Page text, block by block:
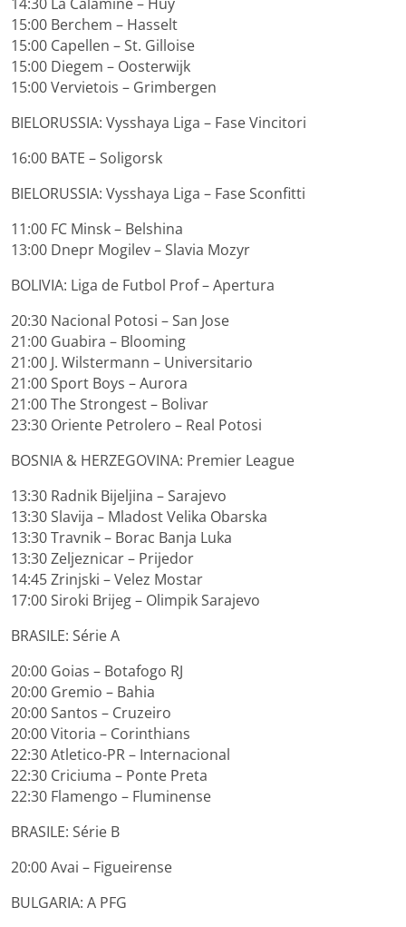
14:30 La Calamine – Huy
15:00 Berchem – Hasselt
15:00 Capellen – St. Gilloise
15:00 Diegem – Oosterwijk
15:00 Vervietois – Grimbergen
BIELORUSSIA: Vysshaya Liga – Fase Vincitori
16:00 BATE – Soligorsk
BIELORUSSIA: Vysshaya Liga – Fase Sconfitti
11:00 FC Minsk – Belshina
13:00 Dnepr Mogilev – Slavia Mozyr
BOLIVIA: Liga de Futbol Prof – Apertura
20:30 Nacional Potosi – San Jose
21:00 Guabira – Blooming
21:00 J. Wilstermann – Universitario
21:00 Sport Boys – Aurora
21:00 The Strongest – Bolivar
23:30 Oriente Petrolero – Real Potosi
BOSNIA & HERZEGOVINA: Premier League
13:30 Radnik Bijeljina – Sarajevo
13:30 Slavija – Mladost Velika Obarska
13:30 Travnik – Borac Banja Luka
13:30 Zeljeznicar – Prijedor
14:45 Zrinjski – Velez Mostar
17:00 Siroki Brijeg – Olimpik Sarajevo
BRASILE: Série A
20:00 Goias – Botafogo RJ
20:00 Gremio – Bahia
20:00 Santos – Cruzeiro
20:00 Vitoria – Corinthians
22:30 Atletico-PR – Internacional
22:30 Criciuma – Ponte Preta
22:30 Flamengo – Fluminense
BRASILE: Série B
20:00 Avai – Figueirense
BULGARIA: A PFG